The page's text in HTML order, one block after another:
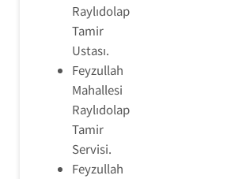
Raylıdolap
Tamir
Ustası.
Feyzullah
Mahallesi
Raylıdolap
Tamir
Servisi.
Feyzullah